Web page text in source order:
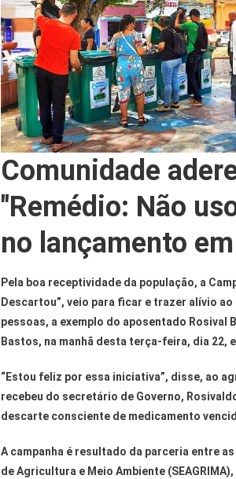
Comunidade
"Remédio: Não
no lançamento
Pela boa receptividade da população, a
Descartou”, veio para ficar e trazer alívio ao
pessoas, a exemplo do aposentado Rosival
Bastos, na manhã desta terça-feira, dia 22,
“Estou feliz por essa iniciativa”, disse, ao
recebeu do secretário de Governo,
descarte consciente de medicamento
A campanha é resultado da parceria entre
de Agricultura e Meio Ambiente